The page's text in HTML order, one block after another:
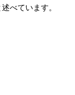
べています。